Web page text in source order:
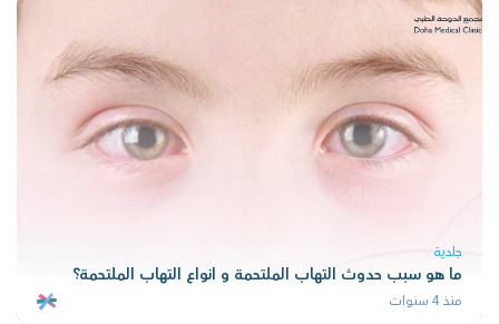
جلدية
ما هو سبب حدوث التهاب الملتحمة و انواع التهاب الملتحمة؟
منذ 4 سنوات